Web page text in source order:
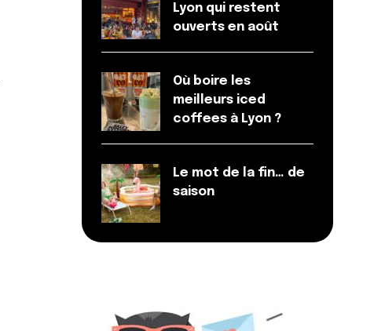
Lyon qui restent
ouverts en août
Où boire les
meilleurs iced
coffees à Lyon ?
Le mot de la fin… de
saison